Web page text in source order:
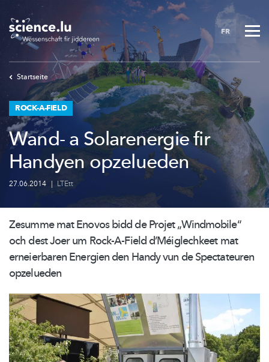
to
main
content
FR
Startseite
ROCK-A-FIELD
Wand- a Solarenergie fir
Handyen opzelueden
27.06.2014 | LTEtt
Zesumme mat Enovos bidd de Projet„Windmobile“
och dest Joer um Rock-A-Field d’Méiglechkeetmat
erneierbaren Energien den Handy vun de Spectateuren
opzelueden